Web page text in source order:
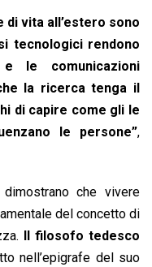
di vita all’estero sono
tecnologici rendono
le comunicazioni
la ricerca tenga il
di capire come gli le
le persone”,
che vivere
del concetto di
Il filosofo tedesco
nell’epigrafe del suo